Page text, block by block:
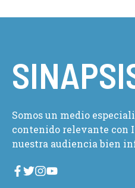
Somos un medio
contenido relevante con
nuestra audiencia bien